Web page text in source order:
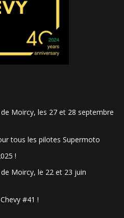
Moircy, les 27 et 28 septembre
tous les pilotes Supermoto
!
Moircy, le 22 et 23 juin
#41 !